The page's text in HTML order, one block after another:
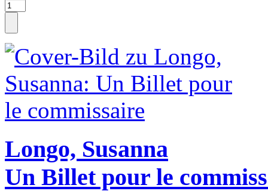
Longo, Susanna
Un Billet pour le